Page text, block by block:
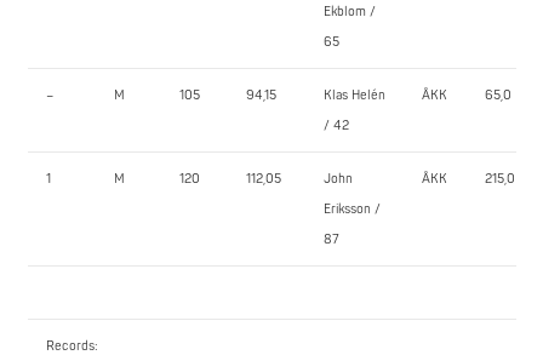
Ekblom /
65
– M 105 94,15
Klas Helén
/ 42
ÅKK 65,0
1 M 120 112,05
John
Eriksson /
87
ÅKK 215,0
Records: